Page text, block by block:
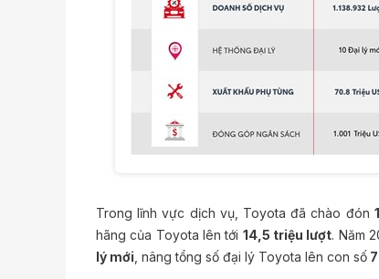
Trong lĩnh vực dịch vụ, Toyota đã chào đón
hãng của Toyota lên tới 14,5 triệu lượt. Năm
lý mới , nâng tổng số đại lý Toyota lên con số